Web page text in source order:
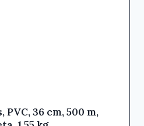
PVC, 36 cm, 500 m,